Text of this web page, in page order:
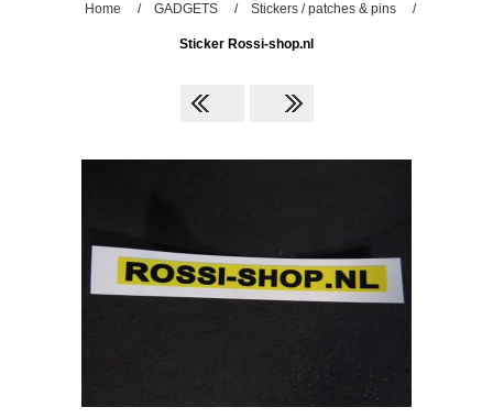
Home / GADGETS / Stickers / patches & pins /
Sticker Rossi-shop.nl